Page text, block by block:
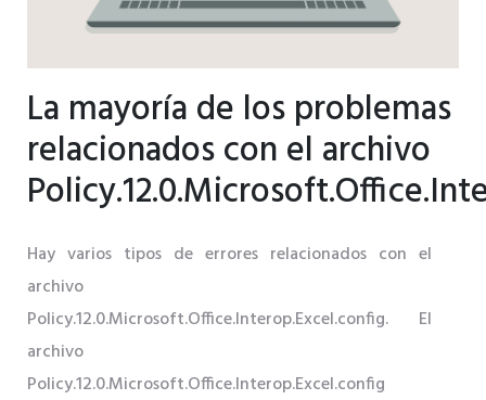
La mayoría de los problemas
relacionados con el archivo
Hay varios tipos de errores relacionados con el
archivo
Policy.12.0.Microsoft.Office.Interop.Excel.config. El
archivo
Policy.12.0.Microsoft.Office.Interop.Excel.config